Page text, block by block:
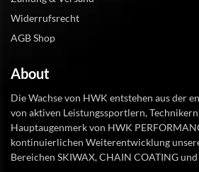
Widerrufsrecht
AGB Shop
About
Die Wachse von HWK entstehen aus der
von aktiven Leistungssportlern,
Hauptaugenmerk von HWK
kontinuierlichen Weiterentwicklung
Bereichen SKIWAX, CHAIN COATING